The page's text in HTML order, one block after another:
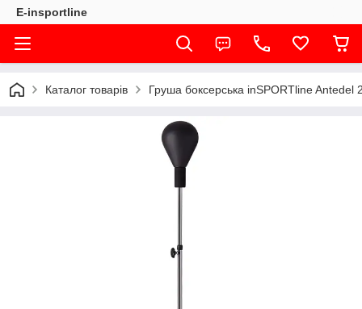
E-insportline
Каталог товарів Груша боксерська inSPORTline Antedel